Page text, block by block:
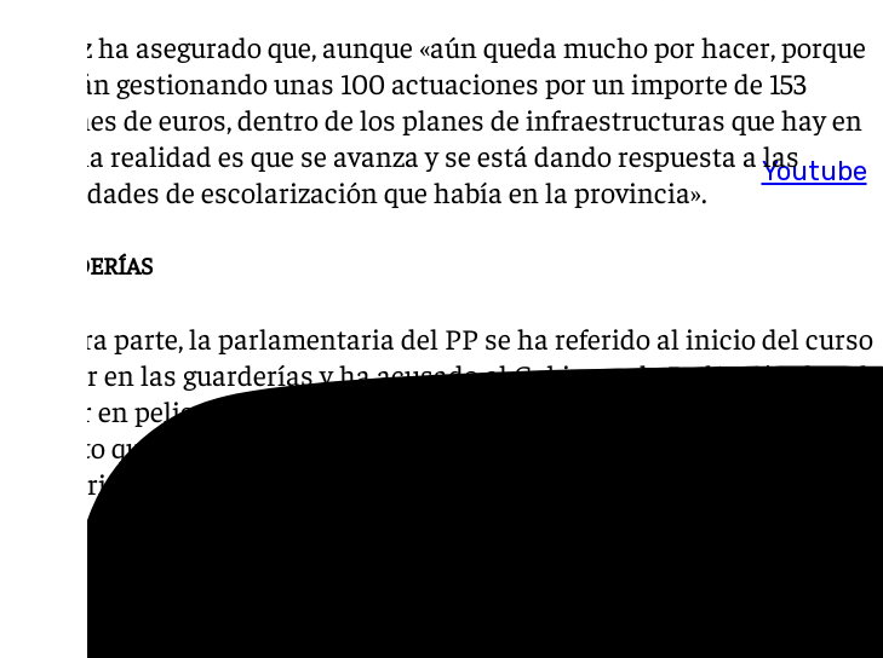
Youtube
Ibáñez ha asegurado que, aunque «aún queda mucho por hacer, porque
se están gestionando unas 100 actuaciones por un importe de 153
millones de euros, dentro de los planes de infraestructuras que hay en
vigor, la realidad es que se avanza y se está dando respuesta a las
necesidades de escolarización que había en la provincia».
GUARDERÍAS
Por otra parte, la parlamentaria del PP se ha referido al inicio del curso
escolar en las guarderías y ha acusado al Gobierno de Pedro Sánchez de
«poner en peligro» 15.000 puestos de trabajo en Andalucía y «un modelo
de éxito que ha hecho que nuestra comunidad tenga la tasa de
escolarización más alta en Educación Infantil».